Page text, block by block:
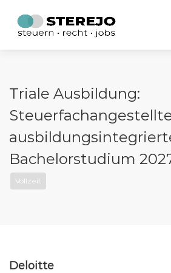
Triale Ausbildung:
Bachelorstudium
Vollzeit
Deloitte